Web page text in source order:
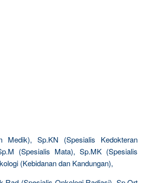
Medik), Sp.KN (Spesialis Kedokteran
(Spesialis Mata), Sp.MK (Spesialis
(Kebidanan dan Kandungan),